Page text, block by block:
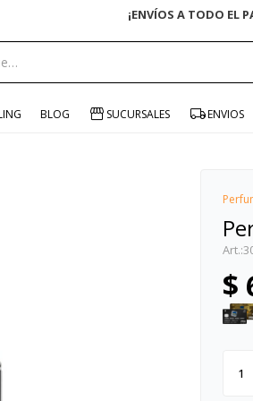
¡ENVÍOS A TODO EL
BLOG SUCURSALES ENVIOS
$